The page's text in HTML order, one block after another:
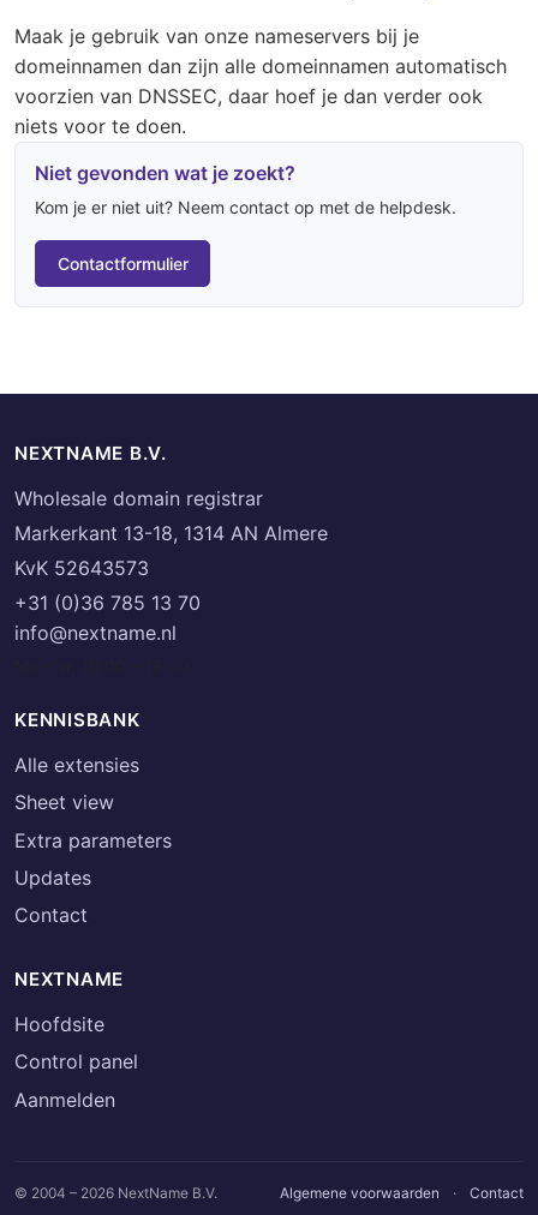
Maak je gebruik van onze nameservers bij je
domeinnamen dan zijn alle domeinnamen automatisch
voorzien van DNSSEC, daar hoef je dan verder ook
niets voor te doen.
Niet gevonden wat je zoekt?
Kom je er niet uit? Neem contact op met de helpdesk.
Contactformulier
NEXTNAME B.V.
Wholesale domain registrar
Markerkant 13-18, 1314 AN Almere
KvK 52643573
+31 (0)36 785 13 70
info@nextname.nl
KENNISBANK
Alle extensies
Sheet view
Extra parameters
Updates
Contact
NEXTNAME
Hoofdsite
Control panel
Aanmelden
© 2004 – 2026 NextName B.V. Algemene voorwaarden · Contact